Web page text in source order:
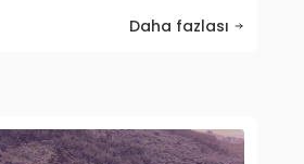
Daha fazlası